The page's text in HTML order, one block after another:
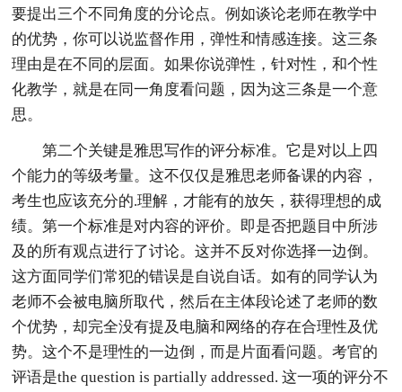
要提出三个不同角度的分论点。例如谈论老师在教学中
的优势，你可以说监督作用，弹性和情感连接。这三条
理由是在不同的层面。如果你说弹性，针对性，和个性
化教学，就是在同一角度看问题，因为这三条是一个意
思。
第二个关键是雅思写作的评分标准。它是对以上四
个能力的等级考量。这不仅仅是雅思老师备课的内容，
考生也应该充分的.理解，才能有的放矢，获得理想的成
绩。第一个标准是对内容的评价。即是否把题目中所涉
及的所有观点进行了讨论。这并不反对你选择一边倒。
这方面同学们常犯的错误是自说自话。如有的同学认为
老师不会被电脑所取代，然后在主体段论述了老师的数
个优势，却完全没有提及电脑和网络的存在合理性及优
势。这个不是理性的一边倒，而是片面看问题。考官的
评语是the question is partially addressed. 这一项的评分不